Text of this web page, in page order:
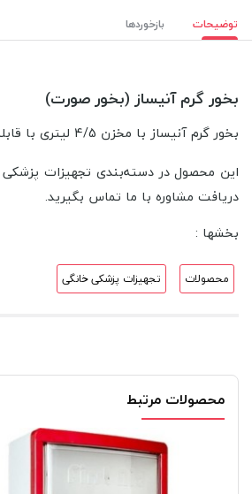
توضیحات بازخوردها
بخور گرم آنیساز (بخور صورت)
بخور گرم آنیساز با مخزن 4/5 لیتری با قابلیت بخور صورت و محیط
این محصول در دسته‌بندی تجهیزات
دریافت مشاوره با ما تماس بگیرید.
بخشها :
محصولات تجهیزات پزشکی خانگی
محصولات مرتبط